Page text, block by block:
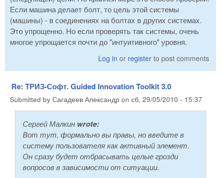
Если машина делает болт, то цель этой системы
(машины) - в соединениях на болтах в других системах.
Это упрощенно. Но если проверять так системы, очень
многое упрощается почти до "интуитивного" уровня.
Log in or register to post comments
Re: ТРИЗ-Софт. Guided Innovation Toolkit 3.0
Submitted by Сагадеев Александр on сб, 29/05/2010 - 15:37
Сергей Малкин wrote:
Вот тут, формально вы правы, но введите в
систему пользователя как активный элемент.
Он сразу будет отбрасывать целые грозди
вопросов в зависимости от ситуации.